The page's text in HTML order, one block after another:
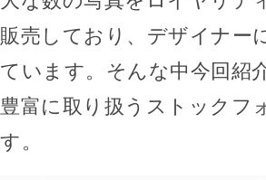
販売しており、デザイナー
ています。そんな中今回紹
豊富に取り扱うストックフ
す。